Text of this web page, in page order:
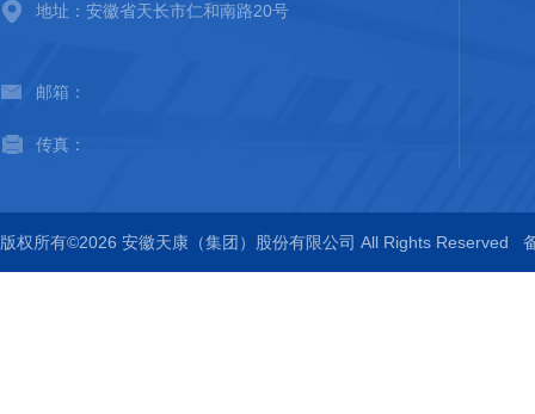
地址：安徽省天长市仁和南路20号
邮箱：
传真：
版权所有©2026 安徽天康（集团）股份有限公司 All Rights Reserved